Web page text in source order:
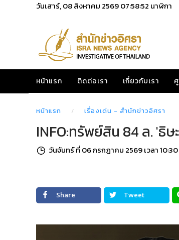
วันเสาร์, 08 สิงหาคม 256907:58:53 นาฬิกา
หน้าแรก ติดต่อเรา เกี่ยวกับเรา
หน้าแรก เรื่องเด่น - สำนักข่าวอิศรา
INFO:ทรัพย์สิน 84 ล. 'ธิ
วันจันทร์ ที่ 06 กรกฎาคม 2569 เวลา
Share Tweet